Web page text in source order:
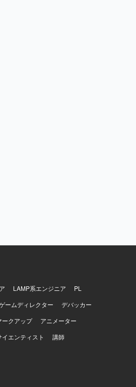
LAMP系エンジニア
PL
ームディレクター
デバッカー
ークアップ
アニメーター
エンティスト 講師